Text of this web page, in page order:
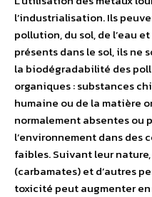
l’industrialisation. Ils
pollution, du sol, de l’eau
présents dans le sol, ils ne
la biodégradabilité des
organiques : substances
humaine ou de la matière
normalement absentes ou
l’environnement dans
faibles. Suivant leur
(carbamates) et d’autres
toxicité peut augmenter